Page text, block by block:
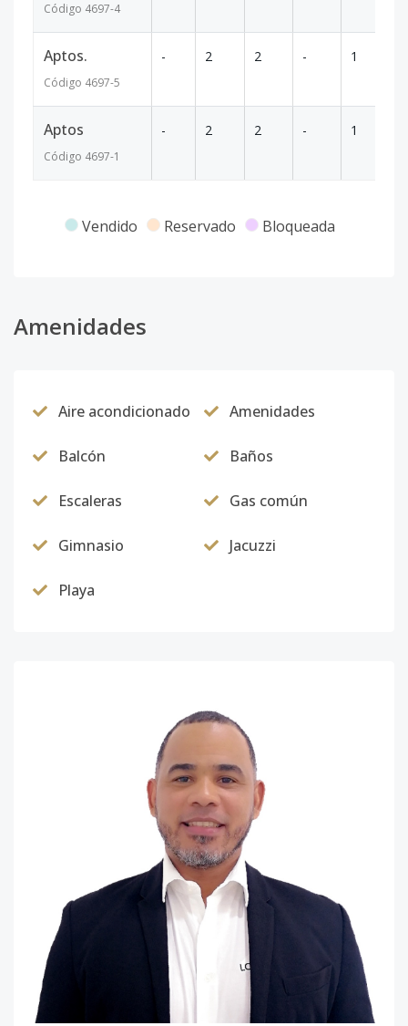
Código 4697-4
Aptos.
Código 4697-5
- 2 2 - 1
Aptos
Código 4697-1
- 2 2 - 1
Vendido Reservado Bloqueada
Amenidades
Aire acondicionado Amenidades
Balcón Baños
Escaleras Gas común
Gimnasio Jacuzzi
Playa